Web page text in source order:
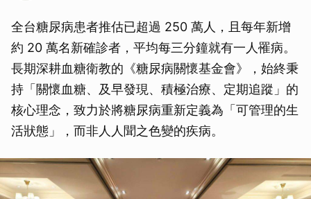
全台糖尿病患者推估已超過 250 萬人，且每年新增
約 20 萬名新確診者，平均每三分鐘就有一人罹病。
長期深耕血糖衛教的《糖尿病關懷基金會》，始終秉
持「關懷血糖、及早發現、積極治療、定期追蹤」的
核心理念，致力於將糖尿病重新定義為「可管理的生
活狀態」，而非人人聞之色變的疾病。